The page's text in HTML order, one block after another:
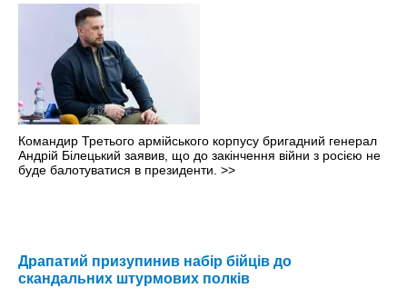
Командир Третього армійського корпусу бригадний генерал
Андрій Білецький заявив, що до закінчення війни з росією не
буде балотуватися в президенти. >>
Драпатий призупинив набір бійців до
скандальних штурмових полків